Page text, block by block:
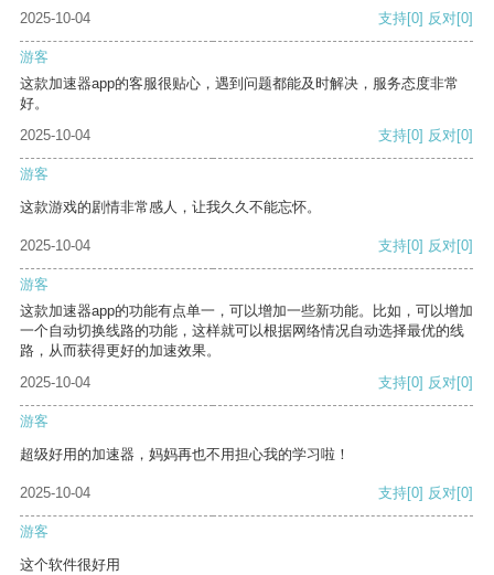
2025-10-04
支持[0] 反对[0]
游客
这款加速器app的客服很贴心，遇到问题都能及时解决，服务态度非常
好。
2025-10-04
支持[0] 反对[0]
游客
这款游戏的剧情非常感人，让我久久不能忘怀。
2025-10-04 支持[0] 反对[0]
游客
这款加速器app的功能有点单一，可以增加一些新功能。比如，可以增加
一个自动切换线路的功能，这样就可以根据网络情况自动选择最优的线
路，从而获得更好的加速效果。
2025-10-04
支持[0] 反对[0]
游客
超级好用的加速器，妈妈再也不用担心我的学习啦！
2025-10-04 支持[0] 反对[0]
游客
这个软件很好用